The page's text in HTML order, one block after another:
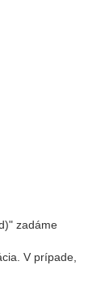
zadáme
V prípade,